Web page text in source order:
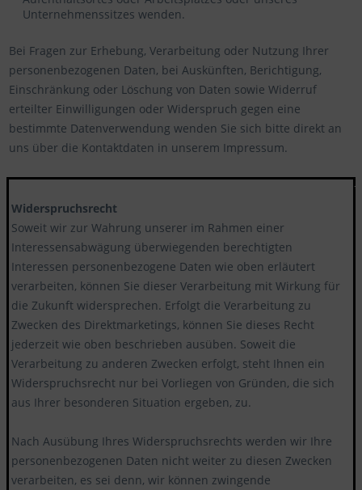
Unternehmenssitzes wenden.
Bei Fragen zur Erhebung, Verarbeitung oder Nutzung Ihrer
personenbezogenen Daten, bei Auskünften, Berichtigung,
Einschränkung oder Löschung von Daten sowie Widerruf
erteilter Einwilligungen oder Widerspruch gegen eine
bestimmte Datenverwendung wenden Sie sich bitte direkt an
uns über die Kontaktdaten in unserem Impressum.
Widerspruchsrecht
Soweit wir zur Wahrung unserer im Rahmen einer
Interessensabwägung überwiegenden berechtigten
Interessen personenbezogene Daten wie oben erläutert
verarbeiten, können Sie dieser Verarbeitung mit Wirkung für
die Zukunft widersprechen. Erfolgt die Verarbeitung zu
Zwecken des Direktmarketings, können Sie dieses Recht
jederzeit wie oben beschrieben ausüben. Soweit die
Verarbeitung zu anderen Zwecken erfolgt, steht Ihnen ein
Widerspruchsrecht nur bei Vorliegen von Gründen, die sich
aus Ihrer besonderen Situation ergeben, zu.
Nach Ausübung Ihres Widerspruchsrechts werden wir Ihre
personenbezogenen Daten nicht weiter zu diesen Zwecken
verarbeiten, es sei denn, wir können zwingende